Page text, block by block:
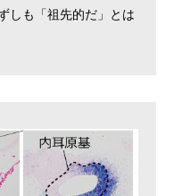
しも「祖先的だ」とは